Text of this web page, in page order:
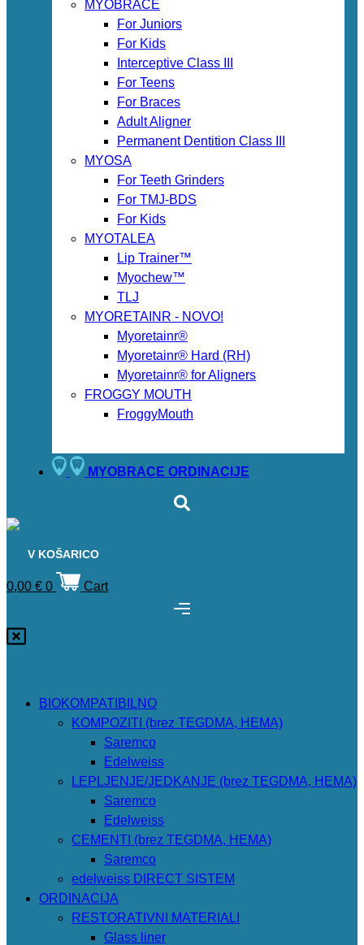
MYOBRACE
For Juniors
For Kids
Interceptive Class III
For Teens
For Braces
Adult Aligner
Permanent Dentition Class III
MYOSA
For Teeth Grinders
For TMJ-BDS
For Kids
MYOTALEA
Lip Trainer™
Myochew™
TLJ
MYORETAINR - NOVO!
Myoretainr®
Myoretainr® Hard (RH)
Myoretainr® for Aligners
FROGGY MOUTH
FroggyMouth
MYOBRACE ORDINACIJE
V KOŠARICO
0,00 € 0 Cart
BIOKOMPATIBILNO
KOMPOZITI (brez TEGDMA, HEMA)
Saremco
Edelweiss
LEPLJENJE/JEDKANJE (brez TEGDMA, HEMA)
Saremco
Edelweiss
CEMENTI (brez TEGDMA, HEMA)
Saremco
edelweiss DIRECT SISTEM
ORDINACIJA
RESTORATIVNI MATERIALI
Glass liner